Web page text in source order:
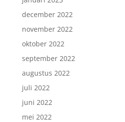
december 2022
november 2022
oktober 2022
september 2022
augustus 2022
juli 2022
juni 2022
mei 2022